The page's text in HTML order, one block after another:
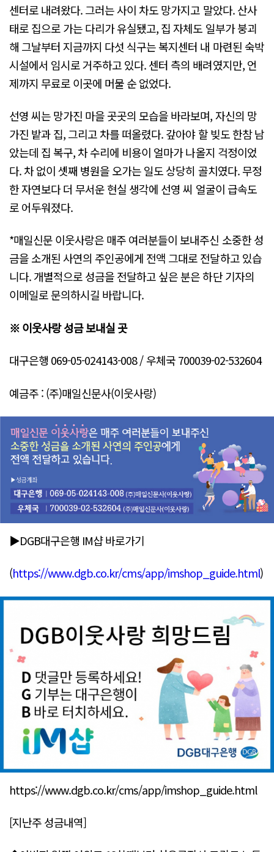
센터로 내려왔다. 그러는 사이 차도 망가지고 말았다. 산사
태로 집으로 가는 다리가 유실됐고, 집 자체도 일부가 붕괴
해 그날부터 지금까지 다섯 식구는 복지센터 내 마련된 숙박
시설에서 임시로 거주하고 있다. 센터 측의 배려였지만, 언
제까지 무료로 이곳에 머물 순 없었다.
선영 씨는 망가진 마을 곳곳의 모습을 바라보며, 자신의 망
가진 밭과 집, 그리고 차를 떠올렸다. 갚아야 할 빚도 한참 남
았는데 집 복구, 차 수리에 비용이 얼마가 나올지 걱정이었
다. 차 없이 셋째 병원을 오가는 일도 상당히 골치였다. 무정
한 자연보다 더 무서운 현실 생각에 선영 씨 얼굴이 급속도
로 어두워졌다.
*매일신문 이웃사랑은 매주 여러분들이 보내주신 소중한 성
금을 소개된 사연의 주인공에게 전액 그대로 전달하고 있습
니다. 개별적으로 성금을 전달하고 싶은 분은 하단 기자의
이메일로 문의하시길 바랍니다.
※ 이웃사랑 성금 보내실 곳
대구은행 069-05-024143-008 / 우체국 700039-02-532604
예금주 : (주)매일신문사(이웃사랑)
▶DGB대구은행 IM샵 바로가기
(https://www.dgb.co.kr/cms/app/imshop_guide.html)
https://www.dgb.co.kr/cms/app/imshop_guide.html
[지난주 성금내역]